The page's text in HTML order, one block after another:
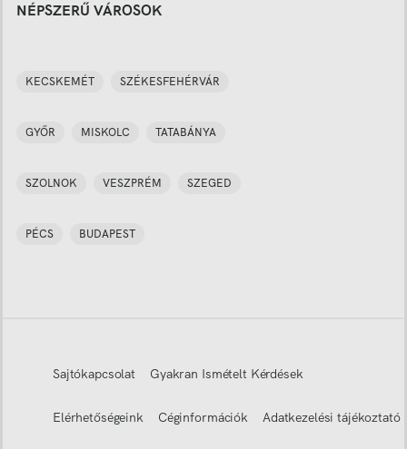
NÉPSZERŰ VÁROSOK
KECSKEMÉT SZÉKESFEHÉRVÁR
GYŐR MISKOLC TATABÁNYA
SZOLNOK VESZPRÉM SZEGED
PÉCS BUDAPEST
Sajtókapcsolat Gyakran Ismételt Kérdések
Elérhetőségeink Céginformációk Adatkezelési tájékoztató